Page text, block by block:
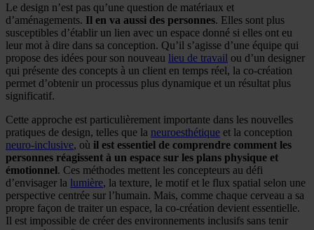
Le design n’est pas qu’une question de matériaux et
d’aménagements. Il en va aussi des personnes. Elles sont plus
susceptibles d’établir un lien avec un espace donné si elles ont eu
leur mot à dire dans sa conception. Qu’il s’agisse d’une équipe qui
propose des idées pour son nouveau lieu de travail ou d’un designer
qui présente des concepts à un client en temps réel, la co-création
permet d’obtenir un processus plus dynamique et un résultat plus
significatif.
Cette approche est particulièrement importante dans les nouvelles
pratiques de design, telles que la neuroesthétique et la conception
neuro-inclusive, où il est essentiel de comprendre comment les
personnes réagissent à un espace sur les plans physique et
émotionnel. Ces méthodes mettent les concepteurs au défi
d’envisager la lumière, la texture, le motif et le flux spatial selon une
perspective centrée sur l’humain. Mais, comme chaque cerveau a sa
propre façon de traiter un espace, la co-création devient essentielle.
Il est impossible de créer des environnements inclusifs sans tenir